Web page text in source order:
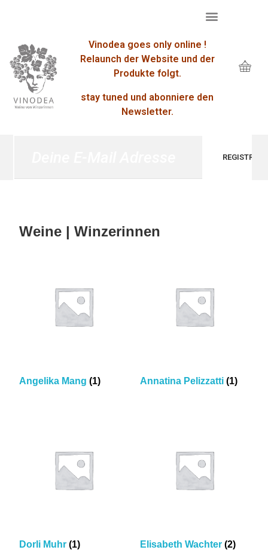
Vinodea goes only online !
Relaunch der Website und der
Produkte folgt.
stay tuned und abonniere den
Newsletter.
Weine | Winzerinnen
Angelika Mang (1) Annatina Pelizzatti (1)
Dorli Muhr (1) Elisabeth Wachter (2)